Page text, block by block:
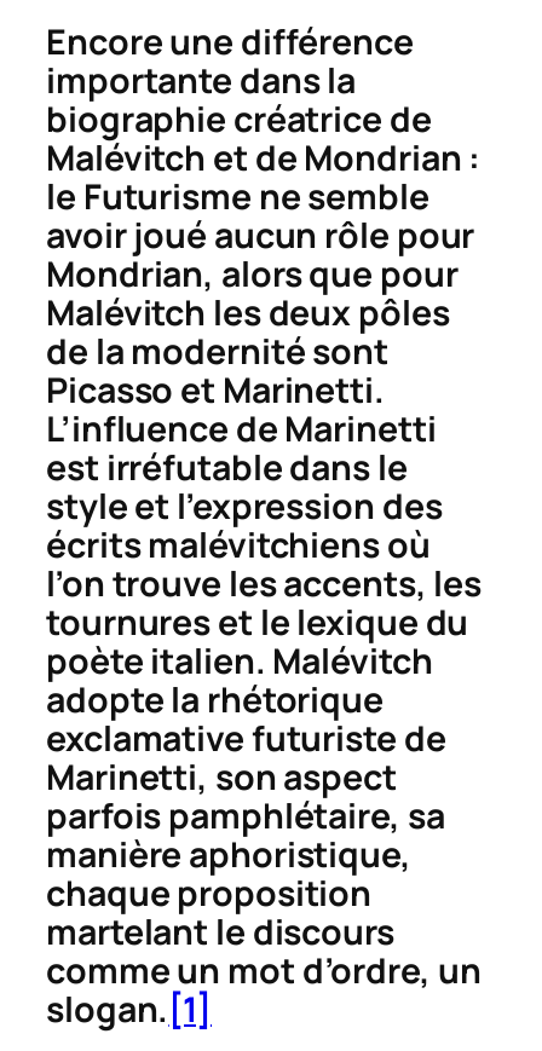
Encore une différence
importante dans la
biographie créatrice de
Malévitch et de Mondrian :
le Futurisme ne semble
avoir joué aucun rôle pour
Mondrian, alors que pour
Malévitch les deux pôles
de la modernité sont
Picasso et Marinetti.
L’influence de Marinetti
est irréfutable dans le
style et l’expression des
écrits malévitchiens où
l’on trouve les accents, les
tournures et le lexique du
poète italien. Malévitch
adopte la rhétorique
exclamative futuriste de
Marinetti, son aspect
parfois pamphlétaire, sa
manière aphoristique,
chaque proposition
martelant le discours
comme un mot d’ordre, un
slogan. [1]